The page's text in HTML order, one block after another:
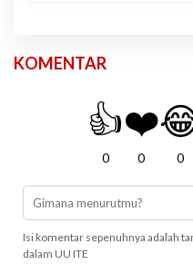
KOMENTAR
👍
0
❤️
0 0
Isi komentar sepenuhnya adalah
dalam UU ITE